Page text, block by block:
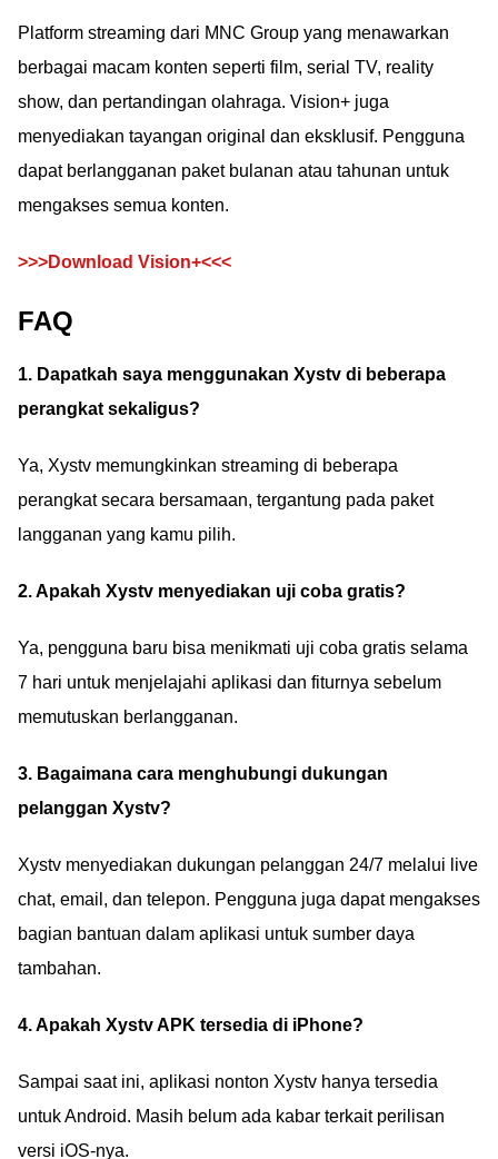
Platform streaming dari MNC Group yang menawarkan
berbagai macam konten seperti film, serial TV, reality
show, dan pertandingan olahraga. Vision+ juga
menyediakan tayangan original dan eksklusif. Pengguna
dapat berlangganan paket bulanan atau tahunan untuk
mengakses semua konten.
>>>Download Vision+<<<
FAQ
1. Dapatkah saya menggunakan Xystv di beberapa
perangkat sekaligus?
Ya, Xystv memungkinkan streaming di beberapa
perangkat secara bersamaan, tergantung pada paket
langganan yang kamu pilih.
2. Apakah Xystv menyediakan uji coba gratis?
Ya, pengguna baru bisa menikmati uji coba gratis selama
7 hari untuk menjelajahi aplikasi dan fiturnya sebelum
memutuskan berlangganan.
3. Bagaimana cara menghubungi dukungan
pelanggan Xystv?
Xystv menyediakan dukungan pelanggan 24/7 melalui live
chat, email, dan telepon. Pengguna juga dapat mengakses
bagian bantuan dalam aplikasi untuk sumber daya
tambahan.
4. Apakah Xystv APK tersedia di iPhone?
Sampai saat ini, aplikasi nonton Xystv hanya tersedia
untuk Android. Masih belum ada kabar terkait perilisan
versi iOS-nya.